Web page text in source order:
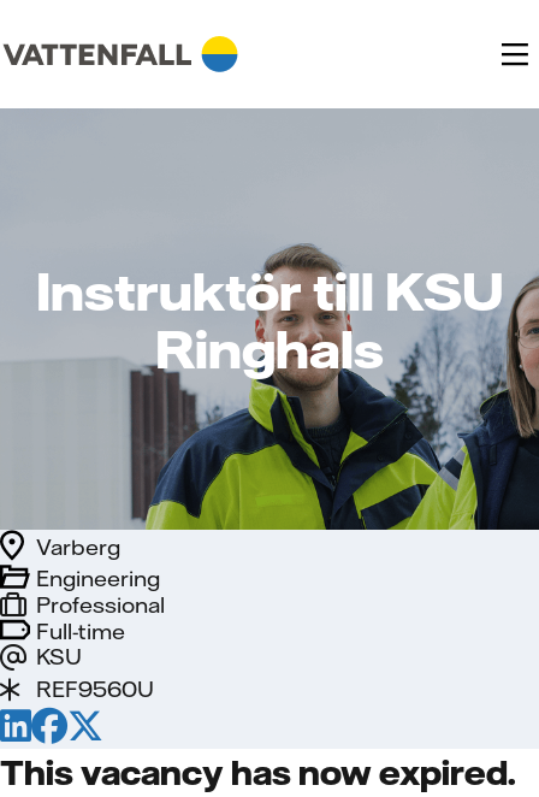
Instruktör till KSU
Ringhals
Full-time
KSU
Engineering
Varberg
Professional
REF9560U
This vacancy has now expired.